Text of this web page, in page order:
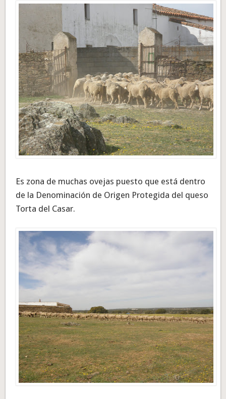
Es zona de muchas ovejas puesto que está dentro
de la Denominación de Origen Protegida del queso
Torta del Casar.